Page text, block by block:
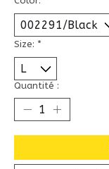
Size: *
Quantité :